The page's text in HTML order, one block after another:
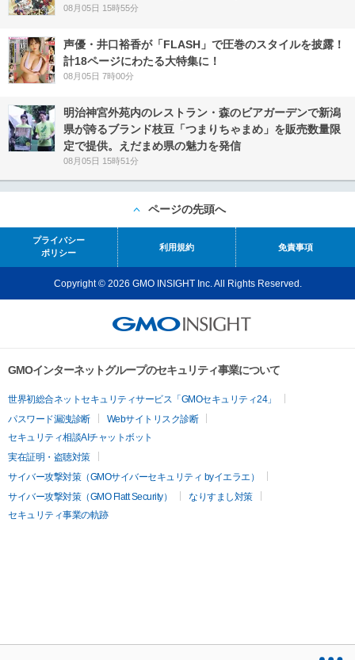
08月05日 15時55分
声優・井口裕香が「FLASH」で圧巻のスタイルを披露！
計18ページにわたる大特集に！
08月05日 7時00分
明治神宮外苑内のレストラン・森のビアガーデンで新潟
県が誇るブランド枝豆「つまりちゃまめ」を販売数量限
定で提供。えだまめ県の魅力を発信
08月05日 15時51分
ページの先頭へ
プライバシー
ポリシー
利用規約 免責事項
Copyright © 2026 GMO INSIGHT Inc. All Rights Reserved.
GMOインターネットグループのセキュリティ事業について
世界初総合ネットセキュリティサービス「GMOセキュリティ24」
パスワード漏洩診断
Webサイトリスク診断
セキュリティ相談AIチャットボット
実在証明・盗聴対策
サイバー攻撃対策（GMOサイバーセキュリティ byイエラエ）
サイバー攻撃対策（GMO Flatt Security）
なりすまし対策
セキュリティ事業の軌跡